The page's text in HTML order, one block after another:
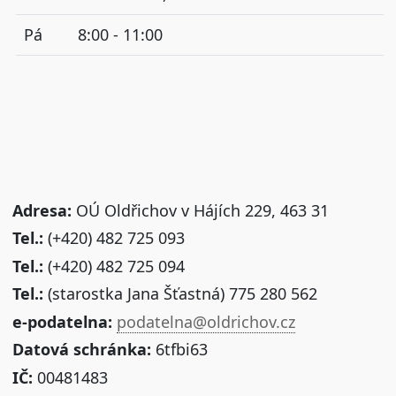
Pá
8:00 - 11:00
Adresa: OÚ Oldřichov v Hájích 229, 463 31
Tel.: (+420) 482 725 093
Tel.: (+420) 482 725 094
Tel.: (starostka Jana Šťastná) 775 280 562
e-podatelna: podatelna@oldrichov.cz
Datová schránka: 6tfbi63
IČ: 00481483